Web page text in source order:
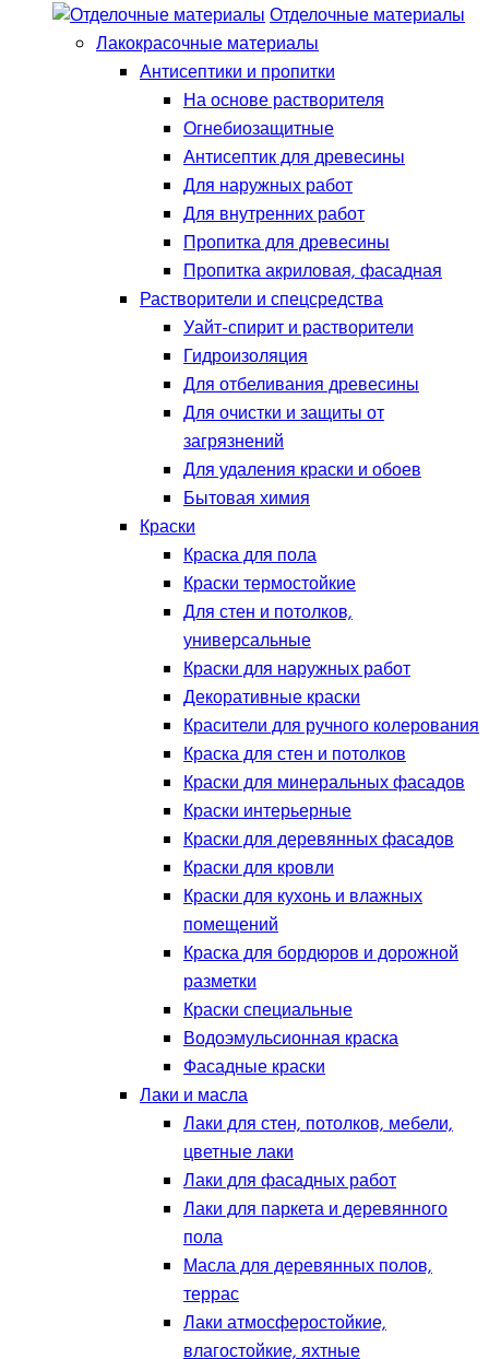
Отделочные материалы
Лакокрасочные материалы
Антисептики и пропитки
На основе растворителя
Огнебиозащитные
Антисептик для древесины
Для наружных работ
Для внутренних работ
Пропитка для древесины
Пропитка акриловая, фасадная
Растворители и спецсредства
Уайт-спирит и растворители
Гидроизоляция
Для отбеливания древесины
Для очистки и защиты от
загрязнений
Для удаления краски и обоев
Бытовая химия
Краски
Краска для пола
Краски термостойкие
Для стен и потолков,
универсальные
Краски для наружных работ
Декоративные краски
Красители для ручного колерования
Краска для стен и потолков
Краски для минеральных фасадов
Краски интерьерные
Краски для деревянных фасадов
Краски для кровли
Краски для кухонь и влажных
помещений
Краска для бордюров и дорожной
разметки
Краски специальные
Водоэмульсионная краска
Фасадные краски
Лаки и масла
Лаки для стен, потолков, мебели,
цветные лаки
Лаки для фасадных работ
Лаки для паркета и деревянного
пола
Масла для деревянных полов,
террас
Лаки атмосферостойкие,
влагостойкие, яхтные